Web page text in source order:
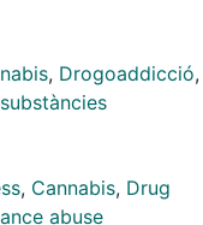
types of SUD in BD.
from a specialized
to the DSM
in the total sample,
total sample, (iii)
SUD in the total
, Drogoaddicció,
, Cannabis, Drug
abuse